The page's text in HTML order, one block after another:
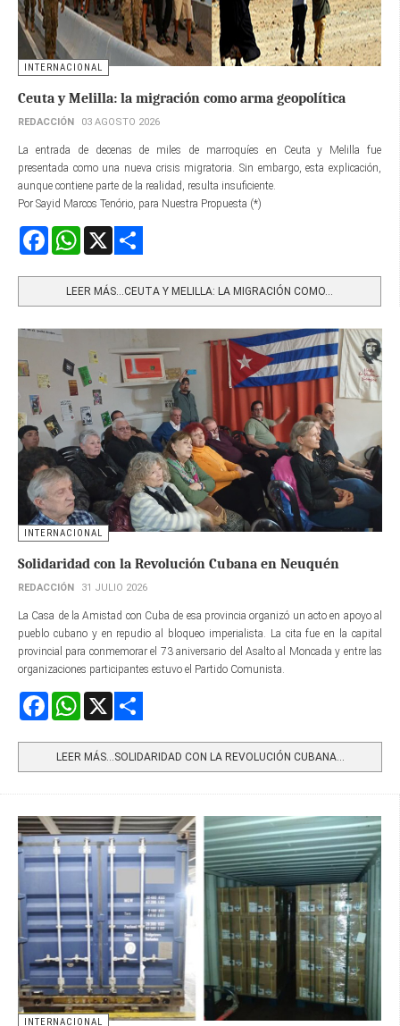
INTERNACIONAL
Ceuta y Melilla: la migración como arma geopolítica
REDACCIÓN 03 AGOSTO 2026
La entrada de decenas de miles de marroquíes en Ceuta y Melilla fue
presentada como una nueva crisis migratoria. Sin embargo, esta explicación,
aunque contiene parte de la realidad, resulta insuficiente.
Por Sayid Marcos Tenório, para Nuestra Propuesta (*)
FacebookWhatsApp
LEER MÁS…CEUTA Y MELILLA: LA MIGRACIÓN COMO...
INTERNACIONAL
Solidaridad con la Revolución Cubana en Neuquén
REDACCIÓN 31 JULIO 2026
La Casa de la Amistad con Cuba de esa provincia organizó un acto en apoyo al
pueblo cubano y en repudio al bloqueo imperialista. La cita fue en la capital
provincial para conmemorar el 73 aniversario del Asalto al Moncada y entre las
organizaciones participantes estuvo el Partido Comunista.
FacebookWhatsApp
LEER MÁS…SOLIDARIDAD CON LA REVOLUCIÓN CUBANA...
INTERNACIONAL